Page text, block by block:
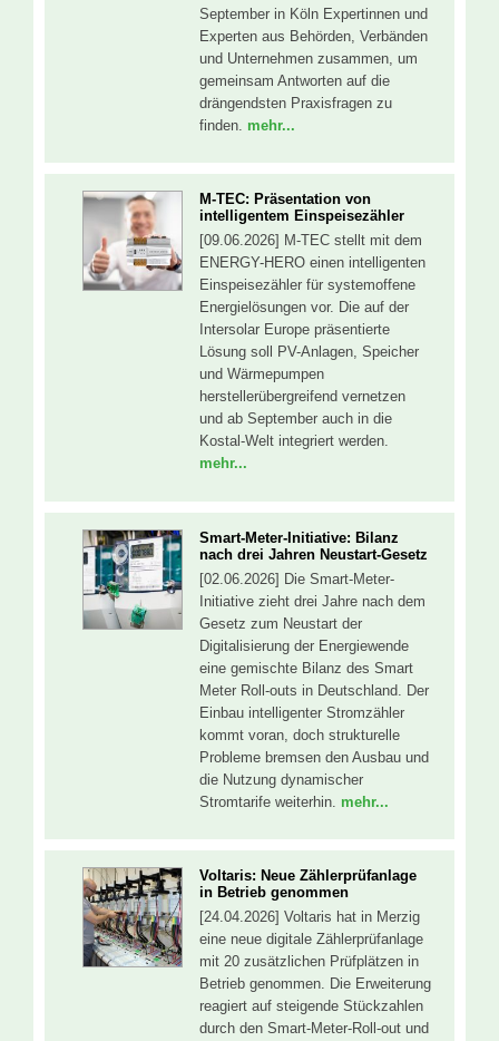
September in Köln Expertinnen und
Experten aus Behörden, Verbänden
und Unternehmen zusammen, um
gemeinsam Antworten auf die
drängendsten Praxisfragen zu
finden. mehr...
M-TEC: Präsentation von
intelligentem Einspeisezähler
[09.06.2026] M-TEC stellt mit dem
ENERGY-HERO einen intelligenten
Einspeisezähler für systemoffene
Energielösungen vor. Die auf der
Intersolar Europe präsentierte
Lösung soll PV-Anlagen, Speicher
und Wärmepumpen
herstellerübergreifend vernetzen
und ab September auch in die
Kostal-Welt integriert werden.
mehr...
Smart-Meter-Initiative: Bilanz
nach drei Jahren Neustart-Gesetz
[02.06.2026] Die Smart-Meter-
Initiative zieht drei Jahre nach dem
Gesetz zum Neustart der
Digitalisierung der Energiewende
eine gemischte Bilanz des Smart
Meter Roll-outs in Deutschland. Der
Einbau intelligenter Stromzähler
kommt voran, doch strukturelle
Probleme bremsen den Ausbau und
die Nutzung dynamischer
Stromtarife weiterhin. mehr...
Voltaris: Neue Zählerprüfanlage
in Betrieb genommen
[24.04.2026] Voltaris hat in Merzig
eine neue digitale Zählerprüfanlage
mit 20 zusätzlichen Prüfplätzen in
Betrieb genommen. Die Erweiterung
reagiert auf steigende Stückzahlen
durch den Smart-Meter-Roll-out und